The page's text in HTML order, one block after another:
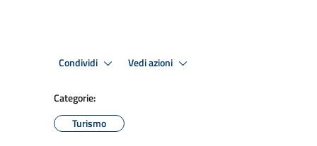
Condividi Vedi azioni
Categorie:
Turismo